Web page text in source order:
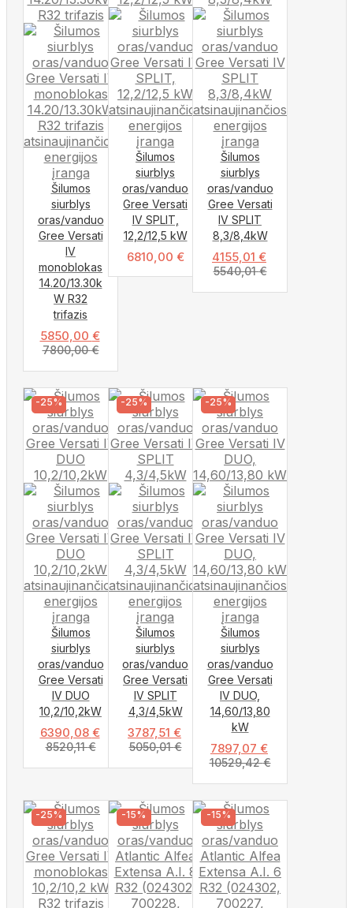
Šilumos
siurblys
oras/vanduo
Gree Versati
IV
monoblokas
14.20/13.30k
W R32
trifazis
5850,00 €
7800,00€
Šilumos
siurblys
oras/vanduo
Gree Versati
IV SPLIT,
12,2/12,5 kW
6810,00 €
Šilumos
siurblys
oras/vanduo
Gree Versati
IV SPLIT
8,3/8,4kW
4155,01 €
5540,01€
-25%
Šilumos
siurblys
oras/vanduo
Gree Versati
IV DUO
10,2/10,2kW
6390,08 €
8520,11€
-25%
Šilumos
siurblys
oras/vanduo
Gree Versati
IV SPLIT
4,3/4,5kW
3787,51 €
5050,01€
-25%
Šilumos
siurblys
oras/vanduo
Gree Versati
IV DUO,
14,60/13,80
kW
7897,07 €
10529,42€
-25% -15% -15%